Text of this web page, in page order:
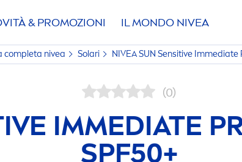
& PROMOZIONI IL MONDO NIVEA
completa nivea Solari NIVEASUN Sensitive Immediate
(0)
IMMEDIATE
SPF50+